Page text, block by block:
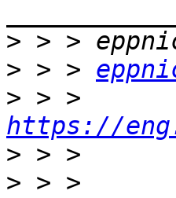
>
> > >
>
https://
>
> > >